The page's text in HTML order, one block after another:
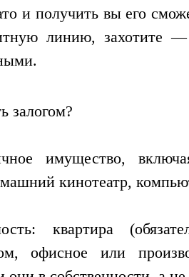
и получить вы его
линию, захотите
залогом?
имущество,
кинотеатр,
квартира
офисное или